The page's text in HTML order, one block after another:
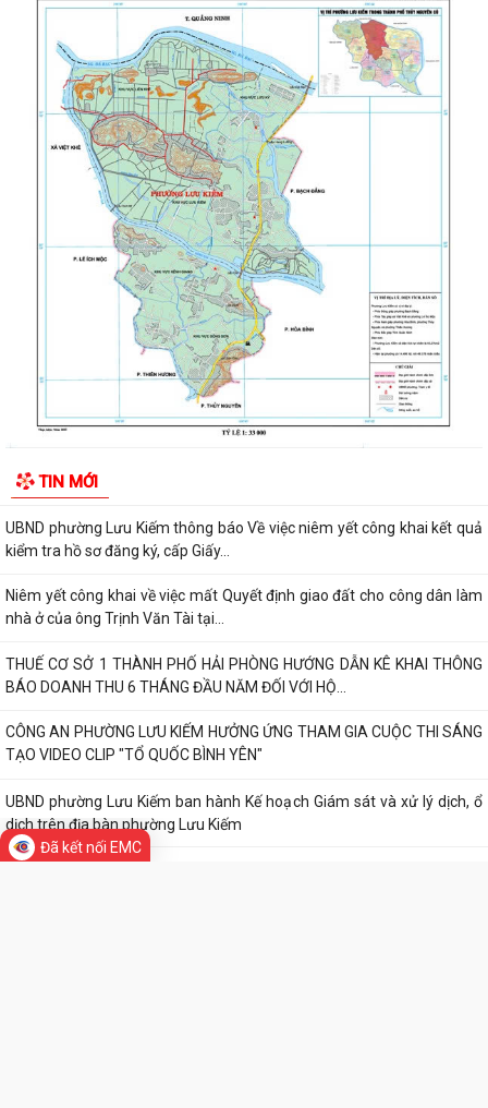
TIN MỚI
THƯỜNG TRỰC HĐND PHƯỜNG LƯU KIẾM TỔ CHỨC PHIÊN HỌP
THƯỜNG KỲ THÁNG 8 NĂM 2026
UBND PHƯỜNG LƯU KIẾM TỔ CHỨC PHIÊN HỌP THƯỜNG KỲ THÁNG 8
UBDN phường Lưu Kiếm thông báo Về việc niêm yết công khai kết quả
kiểm tra hồ sơ đăng ký, cấp Giấy...
UBND phường Lưu Kiếm thông báo Về việc niêm yết công khai kết quả
kiểm tra hồ sơ đăng ký, cấp Giấy...
ĐOÀN KIỂM TRA CỦA BAN THƯỜNG VỤ THÀNH ỦY HẢI PHÒNG VỀ
CÔNG TÁC KHOA HỌC, CÔNG NGHỆ, ĐỔI MỚI SÁNG...
UBND phường Lưu Kiếm thông báo Về việc niêm yết công khai kết quả
kiểm tra hồ sơ đăng ký, cấp Giấy...
Niêm yết công khai về việc mất Quyết định giao đất cho công dân làm
nhà ở của ông Trịnh Văn Tài tại...
THUẾ CƠ SỞ 1 THÀNH PHỐ HẢI PHÒNG HƯỚNG DẪN KÊ KHAI THÔNG
BÁO DOANH THU 6 THÁNG ĐẦU NĂM ĐỐI VỚI HỘ...
CÔNG AN PHƯỜNG LƯU KIẾM HƯỞNG ỨNG THAM GIA CUỘC THI SÁNG
TẠO VIDEO CLIP "TỔ QUỐC BÌNH YÊN"
UBND phường Lưu Kiếm ban hành Kế hoạch Giám sát và xử lý dịch, ổ
dịch trên địa bàn phường Lưu Kiếm
UBND phường Lưu Kiếm ban hành Quyết định về việc giao đất có thu
tiền sử dụng đất
UBND phường Lưu Kiếm ban hành các quyết đinh về việc giao đất có
thu tiền sử dụng đất đợt ngày...
Đã kết nối EMC